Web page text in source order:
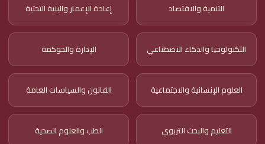
التنمية والاقتصاد إعادة الإعمار والبنية التحتية
التكنولوجيا والذكاء الاصطناعي الإدارة والحوكمة
العلوم الإنسانية والاجتماعية القانون والسياسات العامة
التعليم والبحث التربوي الطب والعلوم الصحية